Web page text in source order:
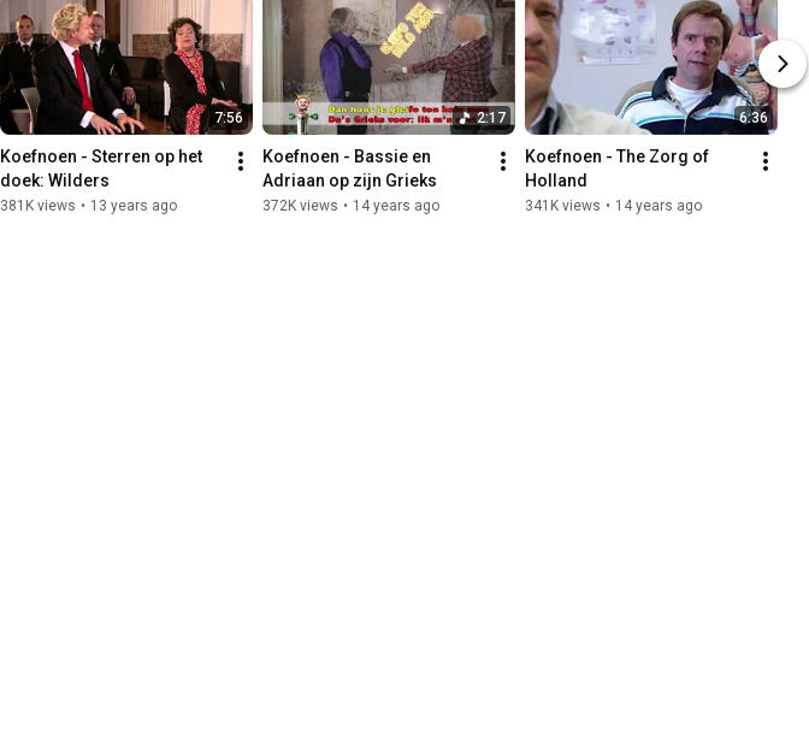
7:56
Koefnoen - Sterren op het
doek: Wilders
381K views • 13 years ago
2:17
Koefnoen - Bassie en
Adriaan op zijn Grieks
372K views • 14 years ago
6:36
Koefnoen - The Zorg of
Holland
341K views • 14 years ago